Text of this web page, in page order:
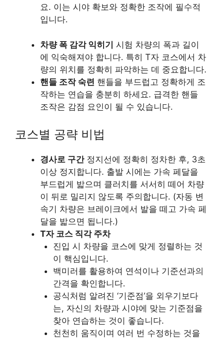
요. 이는 시야 확보와 정확한 조작에 필수적
입니다.
차량 폭 감각 익히기 시험 차량의 폭과 길이
에 익숙해져야 합니다. 특히 T자 코스에서 차
량의 위치를 정확히 파악하는 데 중요합니다.
핸들 조작 숙련 핸들을 부드럽고 정확하게 조
작하는 연습을 충분히 하세요. 급격한 핸들
조작은 감점 요인이 될 수 있습니다.
코스별 공략 비법
경사로 구간정지선에 정확히 정차한 후, 3초
이상 정지합니다. 출발 시에는 가속 페달을
부드럽게 밟으며 클러치를 서서히 떼어 차량
이 뒤로 밀리지 않도록 주의합니다. (자동 변
속기 차량은 브레이크에서 발을 떼고 가속 페
달을 밟으면 됩니다.)
T자 코스 직각 주차
진입 시 차량을 코스에 맞게 정렬하는 것
이 핵심입니다.
백미러를 활용하여 연석이나 기준선과의
간격을 확인합니다.
공식처럼 알려진 ‘기준점’을 외우기보다
는, 자신의 차량과 시야에 맞는 기준점을
찾아 연습하는 것이 좋습니다.
천천히 움직이며 여러 번 수정하는 것을